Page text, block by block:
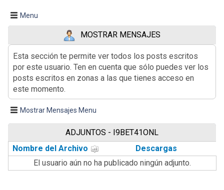
Menu
MOSTRAR MENSAJES
Esta sección te permite ver todos los posts escritos
por este usuario. Ten en cuenta que sólo puedes ver los
posts escritos en zonas a las que tienes acceso en
este momento.
Mostrar Mensajes Menu
ADJUNTOS - I9BET41ONL
Nombre del Archivo
Descargas
El usuario aún no ha publicado ningún adjunto.